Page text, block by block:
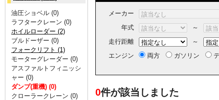
油圧ショベル (0)
ラフタークレーン (0)
ホイルローダー (2)
ブルドーザー (0)
フォークリフト (1)
モーターグレーダー (0)
アスファルトフィニッシ
ャー (0)
ダンプ(重機) (0)
クローラークレーン (0)
メーカー
年式
～
走行距離
～
エンジン
両方 ガソリン
0件が該当しました